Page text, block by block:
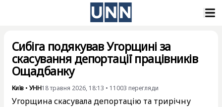
Сибіга подякував Угорщині за
скасування депортації працівників
Ощадбанку
Київ • УНН18 травня 2026, 18:13 • 11003 перегляди
Угорщина скасувала депортацію та трирічну